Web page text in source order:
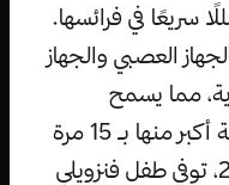
سريعًا في فرائسها.
العصبي والجهاز
مما يسمح
لمئويات الأرجل هذه بقتل فريسة أكبر منها بـ 15 مرة
في غضون 30 ثانية! في عام 2014، توفي طفل فنزويلي